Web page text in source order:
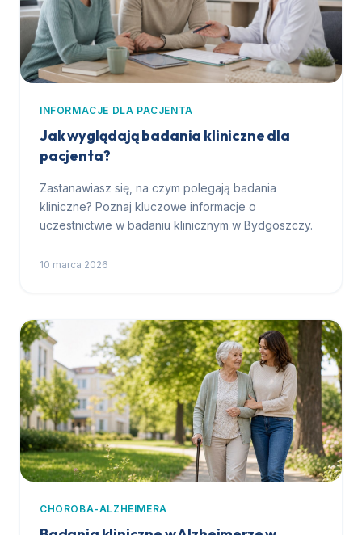
INFORMACJE DLA PACJENTA
Jak wyglądają badania kliniczne dla
pacjenta?
Zastanawiasz się, na czym polegają badania
kliniczne? Poznaj kluczowe informacje o
uczestnictwie w badaniu klinicznym w Bydgoszczy.
10 marca 2026
CHOROBA-ALZHEIMERA